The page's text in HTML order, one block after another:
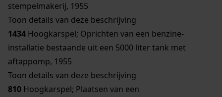
stempelmakerij, 1955
Toon details van deze beschrijving
1434 Hoogkarspel; Oprichten van een benzine-
installatie bestaande uit een 5000 liter tank met
aftappomp, 1955
Toon details van deze beschrijving
810 Hoogkarspel; Plaatsen van een